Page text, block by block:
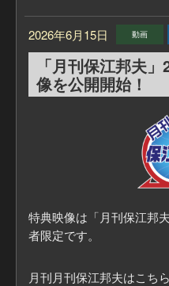
2026年6月15日 動画
「月刊保江邦夫
像を公開開始！
特典映像は「月刊保江邦
者限定です。
月刊月刊保江邦夫はこちら